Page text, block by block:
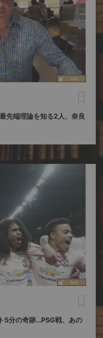
先端理論を知る2人、奈良
5分の奇跡…PSG戦、あの